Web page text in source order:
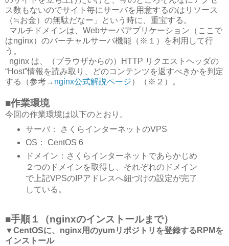
ス数もないのでサイト毎にサーバを用意するのはリソース
（≒お金）の無駄だなー」という時に、重宝する。
マルチドメインは、Webサーバアプリケーション（ここで
はnginx）のバーチャルサーバ機能（※１）を利用して行
う。
nginx は、（ブラウザからの）HTTP リクエストヘッダの
“Host”情報を読み取り、どのコンテンツを返すべきかを判定
する（参考→ nginx公式解説ページ）（※２）。
■作業環境
今回の作業環境は以下のとおり。
サーバ： さくらインターネットのVPS
OS： CentOS 6
ドメイン：さくらインターネットであらかじめ
２つのドメインを取得し、それぞれのドメイン
で上記VPSのIPアドレスへ紐づけの設定が完了
している。
■手順１（nginxのインストールまで）
▼CentOSに、nginx用のyumリポジトリを登録するRPMを
インストール